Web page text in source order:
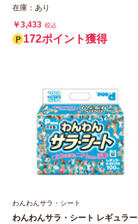
在庫：あり
￥3,433 税込
172ポイント獲得
わんわんサラ・シート
わんわんサラ・シート レギュラー